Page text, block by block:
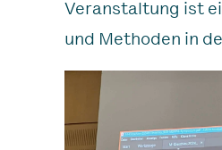
Veranstaltung ist
und Methoden in